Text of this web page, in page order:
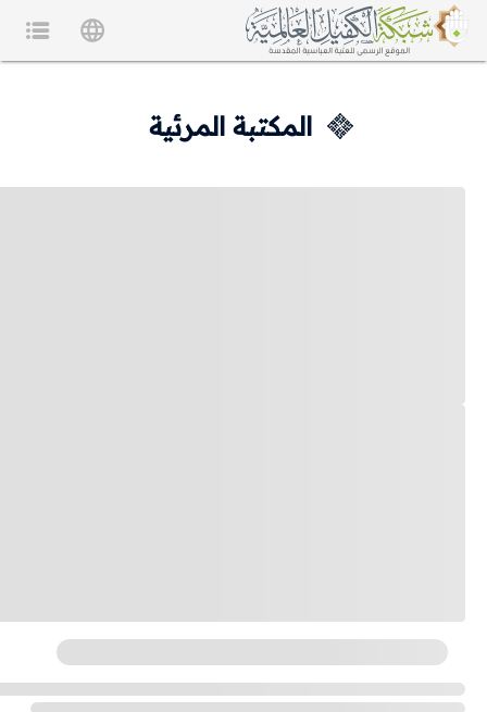
المكتبة المرئية